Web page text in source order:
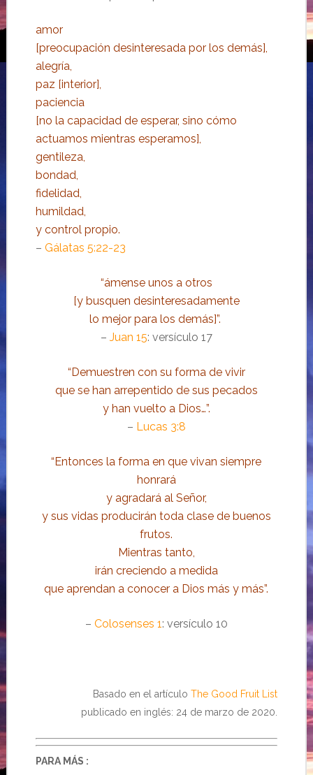
amor
[preocupación desinteresada por los demás],
alegría,
paz [interior],
paciencia
[no la capacidad de esperar, sino cómo
actuamos mientras esperamos],
gentileza,
bondad,
fidelidad,
humildad,
y control propio.
– Gálatas 5:22-23
“ámense unos a otros
[y busquen desinteresadamente
lo mejor para los demás]”.
– Juan 15: versículo 17
“Demuestren con su forma de vivir
que se han arrepentido de sus pecados
y han vuelto a Dios…”.
– Lucas 3:8
“Entonces la forma en que vivan siempre
honrará
y agradará al Señor,
y sus vidas producirán toda clase de buenos
frutos.
Mientras tanto,
irán creciendo a medida
que aprendan a conocer a Dios más y más”.
– Colosenses 1: versículo 10
Basado en el artículoThe Good Fruit List
publicado en inglés: 24 de marzo de 2020.
PARA MÁS :